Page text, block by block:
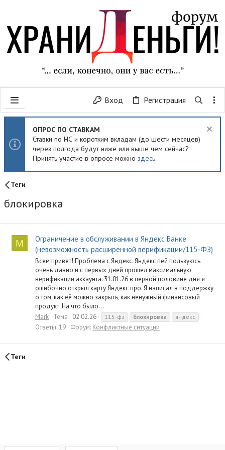
Вход Регистрация
ОПРОС ПО СТАВКАМ
Ставки по НС и коротким вкладам (до шести месяцев)
через полгода будут ниже или выше чем сейчас?
Принять участие в опросе можно здесь.
Теги
блокировка
M
Ограничение в обслуживании в Яндекс Банке
(невозможность расширенной верификации/115-ФЗ)
Всем привет! Проблема с Яндекс. Яндекс пей пользуюсь
очень давно и с первых дней прошел максимальную
верификации аккаунта. 31.01.26 в первой половине дня я
ошибочно открыл карту Яндекс про. Я написал в поддержку
о том, как её можно закрыть, как ненужный финансовый
продукт. На что было...
Mark Тема 02.02.26 115-фз блокировка яндекс
Ответы: 19 Форум: Конфликтные ситуации
Теги